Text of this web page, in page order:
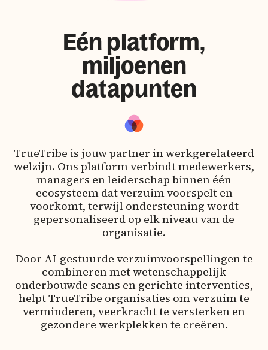
Eén platform,
miljoenen
datapunten
TrueTribe is jouw partner in werkgerelateerd
welzijn. Ons platform verbindt medewerkers,
managers en leiderschap binnen één
ecosysteem dat verzuim voorspelt en
voorkomt, terwijl ondersteuning wordt
gepersonaliseerd op elk niveau van de
organisatie.
Door AI-gestuurde verzuimvoorspellingen te
combineren met wetenschappelijk
onderbouwde scans en gerichte interventies,
helpt TrueTribe organisaties om verzuim te
verminderen, veerkracht te versterken en
gezondere werkplekken te creëren.